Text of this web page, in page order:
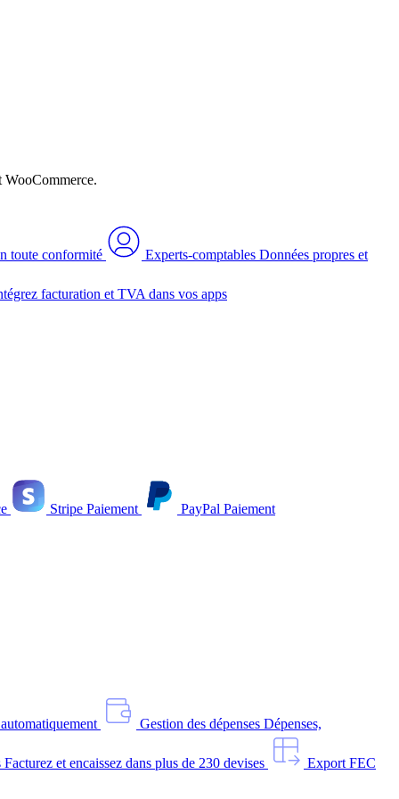
WooCommerce.
toute conformité Experts-comptables Données propres et
facturation et TVA dans vos apps
Stripe Paiement PayPal Paiement
Gestion des dépenses Dépenses,
Facturez et encaissez dans plus de 230 devises
Export FEC